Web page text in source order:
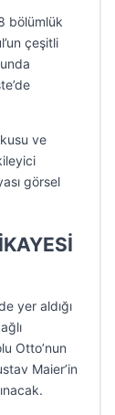
bölümlük
çeşitli
ve
görsel
yer aldığı
Otto’nun
Maier’in